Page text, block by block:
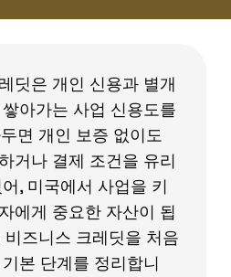
딧은 개인 신용과 별개
아가는 사업 신용도를
면 개인 보증 없이도
거나 결제 조건을 유리
, 미국에서 사업을 키
에게 중요한 자산이 됩
비즈니스 크레딧을 처음
본 단계를 정리합니